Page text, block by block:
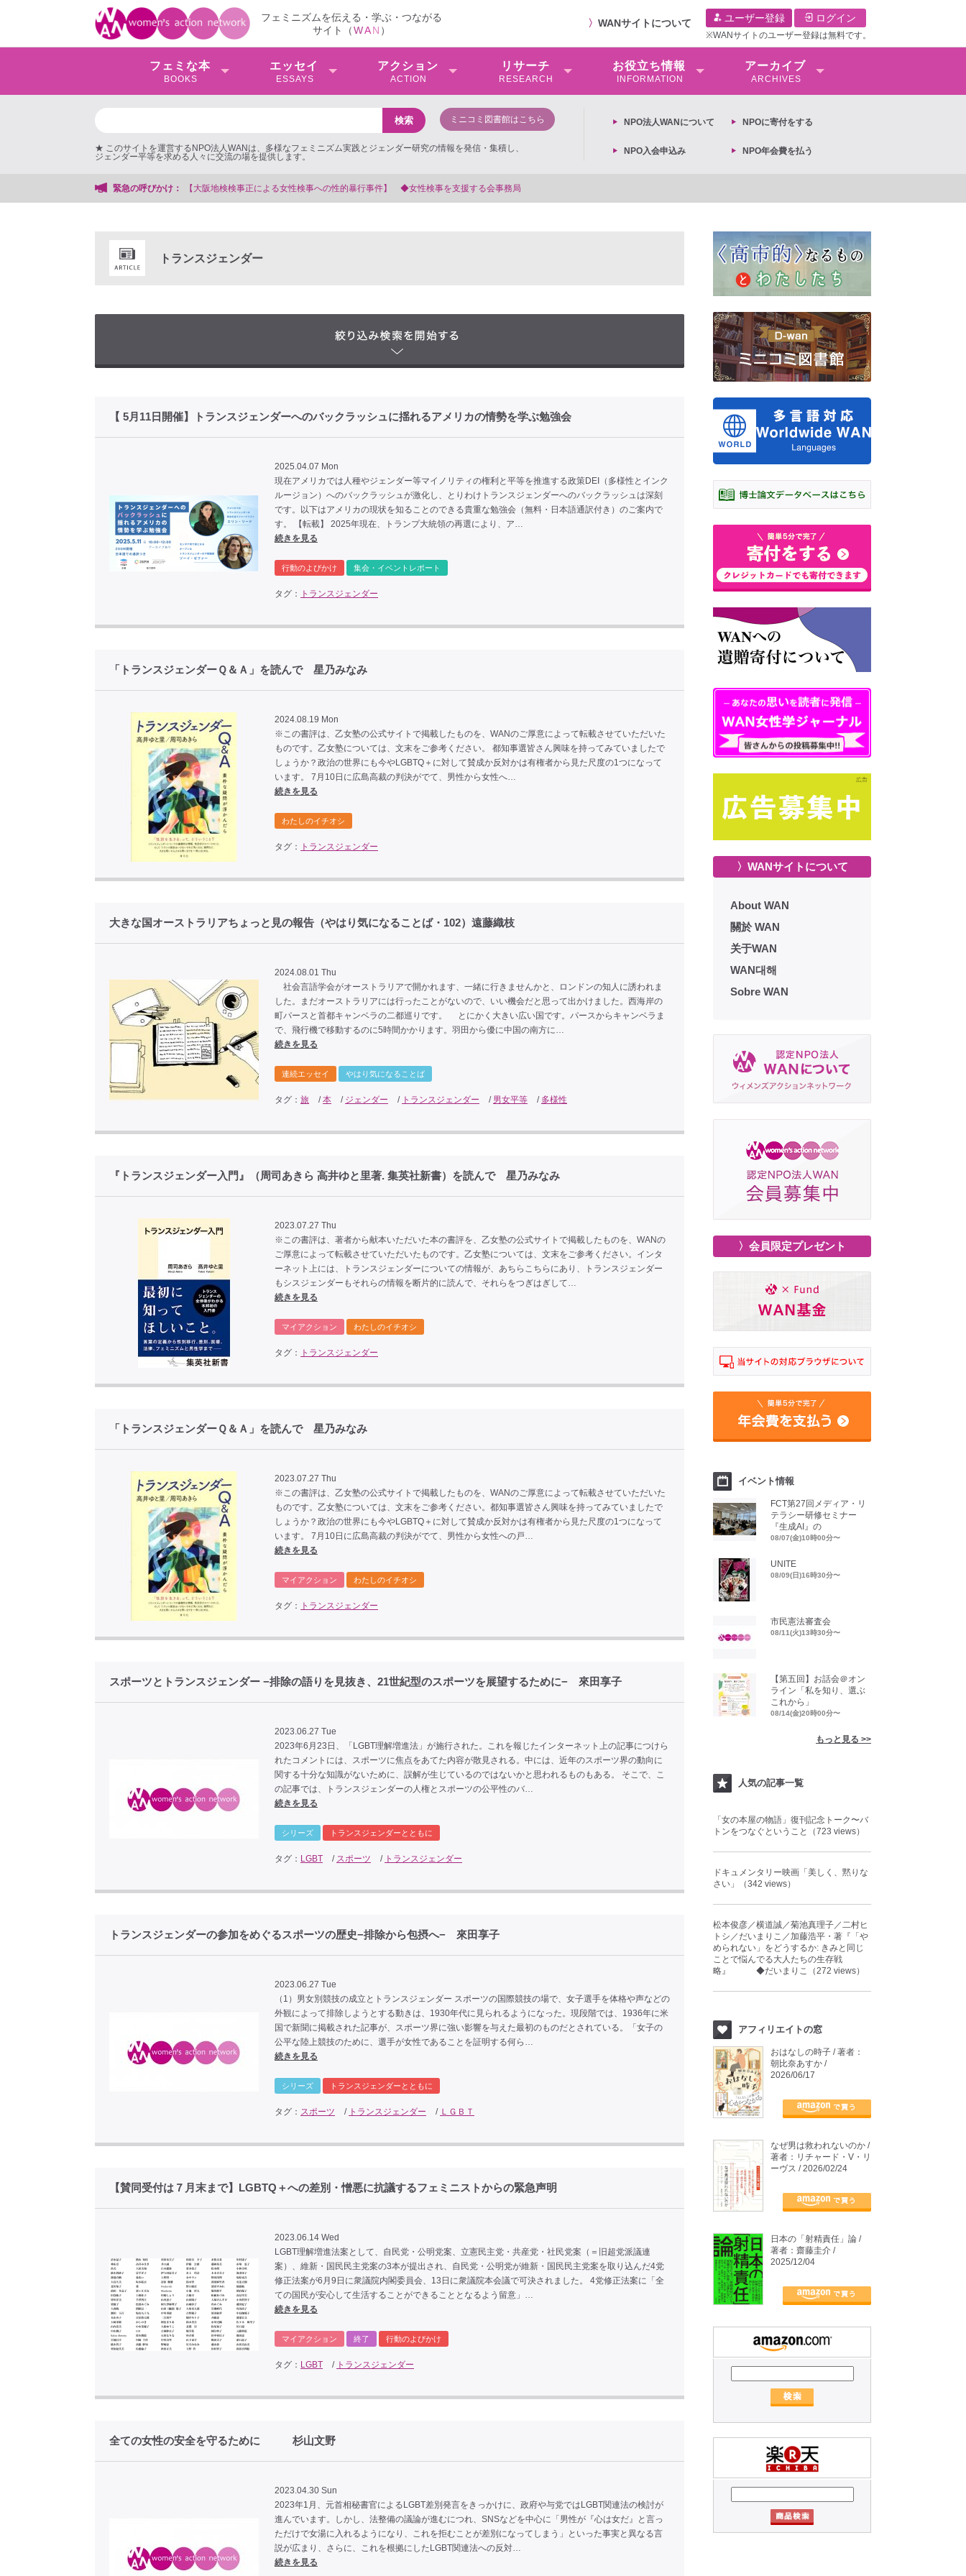
フェミニズムを伝える・学ぶ・つながる
サイト（WAN ）
〉 WANサイトについて ユーザー登録 ログイン
※WANサイトのユーザー登録は無料です。
フェミな本
BOOKS
エッセイ
ESSAYS
アクション
ACTION
リサーチ
RESEARCH
お役⽴ち情報
INFORMATION
アーカイブ
ARCHIVES
ミニコミ図書館はこちら
★ このサイトを運営するNPO法人WANは、多様なフェミニズム実践とジェンダー研究の情報を発信・集積し、
ジェンダー平等を求める人々に交流の場を提供します。
NPO法⼈WANについて NPOに寄付をする
NPO入会申込み NPO年会費を払う
緊急の呼びかけ： 【抗議文】2026年3月13日第6次男女共同参画基本計画の閣議決定への抗議文 ◆女性差別撤廃条約実現アクション 亀永能布子
トランスジェンダー
【 5月11日開催】トランスジェンダーへのバックラッシュに揺れるアメリカの情勢を学ぶ勉強会
2025.04.07 Mon
現在アメリカでは人種やジェンダー等マイノリティの権利と平等を推進する政策DEI（多様性とインク
ルージョン）へのバックラッシュが激化し、とりわけトランスジェンダーへのバックラッシュは深刻
です。以下はアメリカの現状を知ることのできる貴重な勉強会（無料・日本語通訳付き）のご案内で
す。 【転載】 2025年現在、トランプ大統領の再選により、ア…
続きを見る
行動のよびかけ 集会・イベントレポート
タグ： トランスジェンダー
「トランスジェンダーＱ＆Ａ」を読んで 星乃みなみ
2024.08.19 Mon
※この書評は、乙女塾の公式サイトで掲載したものを、WANのご厚意によって転載させていただいた
ものです。乙女塾については、文末をご参考ください。 都知事選皆さん興味を持ってみていましたで
しょうか？政治の世界にも今やLGBTQ＋に対して賛成か反対かは有権者から見た尺度の1つになって
います。 7月10日に広島高裁の判決がでて、男性から女性へ…
続きを見る
わたしのイチオシ
タグ： トランスジェンダー
大きな国オーストラリアちょっと見の報告（やはり気になることば・102）遠藤織枝
2024.08.01 Thu
社会言語学会がオーストラリアで開かれます、一緒に行きませんかと、ロンドンの知人に誘われま
した。まだオーストラリアには行ったことがないので、いい機会だと思って出かけました。西海岸の
町パースと首都キャンベラの二都巡りです。 とにかく大きい広い国です。パースからキャンベラま
で、飛行機で移動するのに5時間かかります。羽田から優に中国の南方に…
続きを見る
連続エッセイ やはり気になることば
タグ： 旅 /本 / ジェンダー / トランスジェンダー / 男女平等 / 多様性
『トランスジェンダー入門』（周司あきら 高井ゆと里著. 集英社新書）を読んで 星乃みなみ
2023.07.27 Thu
※この書評は、著者から献本いただいた本の書評を、乙女塾の公式サイトで掲載したものを、WANの
ご厚意によって転載させていただいたものです。乙女塾については、文末をご参考ください。インタ
ーネット上には、トランスジェンダーについての情報が、あちらこちらにあり、トランスジェンダー
もシスジェンダーもそれらの情報を断片的に読んで、それらをつぎはぎして…
続きを見る
マイアクション わたしのイチオシ
タグ： トランスジェンダー
「トランスジェンダーＱ＆Ａ」を読んで 星乃みなみ
2023.07.27 Thu
※この書評は、乙女塾の公式サイトで掲載したものを、WANのご厚意によって転載させていただいた
ものです。乙女塾については、文末をご参考ください。都知事選皆さん興味を持ってみていましたで
しょうか？政治の世界にも今やLGBTQ＋に対して賛成か反対かは有権者から見た尺度の1つになって
います。 7月10日に広島高裁の判決がでて、男性から女性への戸…
続きを見る
マイアクション わたしのイチオシ
タグ： トランスジェンダー
スポーツとトランスジェンダー −排除の語りを見抜き、21世紀型のスポーツを展望するために− 來田享子
2023.06.27 Tue
2023年6月23日、「LGBT理解増進法」が施行された。これを報じたインターネット上の記事につけら
れたコメントには、スポーツに焦点をあてた内容が散見される。中には、近年のスポーツ界の動向に
関する十分な知識がないために、誤解が生じているのではないかと思われるものもある。 そこで、こ
の記事では、トランスジェンダーの人権とスポーツの公平性のバ…
続きを見る
シリーズ トランスジェンダーとともに
タグ： LGBT / スポーツ / トランスジェンダー
トランスジェンダーの参加をめぐるスポーツの歴史−排除から包摂へ− 來田享子
2023.06.27 Tue
（1）男女別競技の成立とトランスジェンダー スポーツの国際競技の場で、女子選手を体格や声などの
外観によって排除しようとする動きは、1930年代に見られるようになった。現段階では、1936年に米
国で新聞に掲載された記事が、スポーツ界に強い影響を与えた最初のものだとされている。「女子の
公平な陸上競技のために、選手が女性であることを証明する何ら…
続きを見る
シリーズ トランスジェンダーとともに
タグ： スポーツ / トランスジェンダー / ＬＧＢＴ
【賛同受付は７月末まで】LGBTQ＋への差別・憎悪に抗議するフェミニストからの緊急声明
2023.06.14 Wed
LGBT理解増進法案として、自民党・公明党案、立憲民主党・共産党・社民党案（＝旧超党派議連
案）、維新・国民民主党案の3本が提出され、自民党・公明党が維新・国民民主党案を取り込んだ4党
修正法案が6月9日に衆議院内閣委員会、13日に衆議院本会議で可決されました。 4党修正法案に「全
ての国民が安心して生活することができることとなるよう留意」…
続きを見る
マイアクション 終了 行動のよびかけ
タグ： LGBT / トランスジェンダー
全ての女性の安全を守るために 杉山文野
2023.04.30 Sun
2023年1月、元首相秘書官によるLGBT差別発言をきっかけに、政府や与党ではLGBT関連法の検討が
進んでいます。しかし、法整備の議論が進むにつれ、SNSなどを中心に「男性が『心は女だ』と言っ
ただけで女湯に入れるようになり、これを拒むことが差別になってしまう」といった事実と異なる言
説が広まり、さらに、これを根拠にしたLGBT関連法への反対…
続きを見る
〉WANサイトについて
About WAN
關於 WAN
关于WAN
WAN대해
Sobre WAN
〉会員限定プレゼント
イベント情報
FCT第27回メディア・リ
テラシー研修セミナー
『生成AI』の
08/07(金)10時00分〜
UNITE
08/09(日)16時30分〜
市民憲法審査会
08/11(火)13時30分〜
【第五回】お話会＠オン
ライン「私を知り、選ぶ
これから」
08/14(金)20時00分〜
もっと見る >>
人気の記事一覧
「女の本屋の物語」復刊記念トーク〜バ
トンをつなぐということ（723 views）
ドキュメンタリー映画「美しく、黙りな
さい」（342 views）
松本俊彦／横道誠／菊池真理子／二村ヒ
トシ／だいまりこ／加藤浩平・著『「や
められない」をどうするか: きみと同じ
ことで悩んでる大人たちの生存戦
略』 ◆だいまりこ（272 views）
アフィリエイトの窓
おはなしの時子 / 著者：
朝比奈あすか /
2026/06/17
なぜ男は救われないのか /
著者：リチャード・V・リ
ーヴス / 2026/02/24
日本の「射精責任」論 /
著者：齋藤圭介 /
2025/12/04